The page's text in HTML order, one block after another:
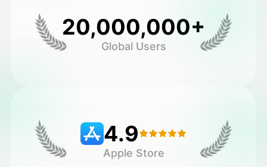
20,000,000+
Global Users
4.9
Apple Store